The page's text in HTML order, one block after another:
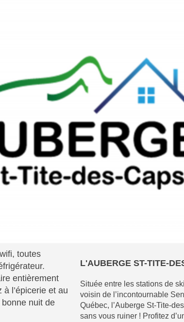
toutes
entièrement
l’épicerie et au
nuit de
L'AUBERGE ST-TITE-
Située entre les stations de
voisin de l’incontournable
Québec, l’Auberge St-Tite-
sans vous ruiner ! Profitez